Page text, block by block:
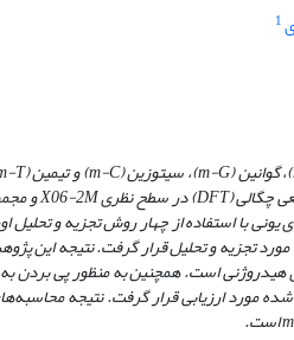
1
)، گوانین (m-G)، سیتوزین (m-C) و تیمین (T
چگالی (DFT) در سطح نظری X06-2M و
یونی با استفاده از چهار روش تجزیه و تحلیل
مورد تجزیه و تحلیل قرار گرفت. نتیجه این
هیدروژنی است. همچنین به منظور پی بردن
مورد ارزیابی قرار گرفت. نتیجه
است.